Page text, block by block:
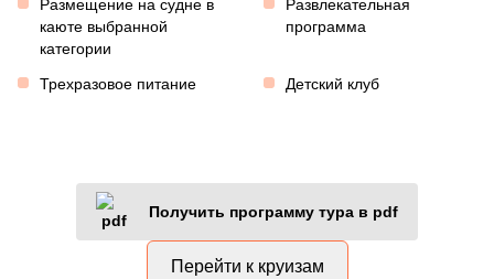
Размещение на судне в
каюте выбранной
категории
Развлекательная
программа
Трехразовое питание Детский клуб
Получить программу тура в pdf
Перейти к круизам